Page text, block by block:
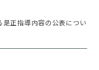
正指導内容の公表につい